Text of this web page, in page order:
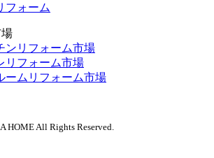
フォーム
ンリフォーム市場
リフォーム市場
ームリフォーム市場
All Rights Reserved.